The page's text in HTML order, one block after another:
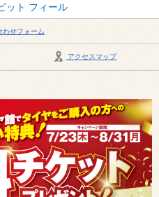
ット フィール
わせフォーム
アクセスマップ
受付は10:00～18:00 まで 営業時間は10:00～
い合わせください。電話も込み合うことが予想さ
日と水曜日 8月10日(月曜日) から 8月14日(金曜